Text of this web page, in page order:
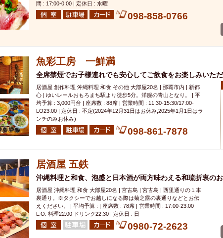
リオン 海ぶどう パスタ 民謡・生演奏
ー豚
マトン・ラム肉
牧志駅周辺 ペット同伴 ビアガーデン
沖縄そば 串揚げ バレンタイン 立ち飲み 5000円以上コー
石垣牛 アヒージョ アサヒ 割烹 女性専用トイレあり
ペシャルディナー ホルモン(もつ) 炭火焼 ペイディ（給料日）
バル・イタリアンバール 屋富祖地区
エ 安里駅周辺 アジア・エスニック 熱燗 生け簀
少人数貸切(15名以下から) 島野菜 しゃぶしゃぶ パクチー
気ブラン エビスビール
昼宴会 イベリコ豚 山盛、メガ盛り つけ麺 日本そば 冬限
華 お好み焼き・もんじゃ オーガニック プレミアムフライデー
ランチバイキング フルーツハイボール 飲み比べセット
焼き 幹事様特典 おばんざい チーズタッカルビ
ニュー 春限定メニュー フレンチ 夏限定メニュー
間 : 17:00-0:00 | 定休日 : 水曜
098-858-0766
魚彩工房 一鮮満
全席禁煙でお子様連れでも安心してご飲食をお楽しみいただ
居酒屋 創作料理 沖縄料理 和食 その他 大部屋20名 | 那覇市内 | 新都
心 | ゆいレールおもろまち駅より徒歩5分。洋服の青山となり。 | 平
均予算 : 3,000円台 | 座席数 : 88席 | 営業時間 : 11:30-15:30/17:00-
LO23:00 | 定休日 : 不定(2024年12月31日はお休み,2025年1月1日はラ
ンチのみお休み)
098-861-7878
居酒屋 五鉄
沖縄料理と和食、泡盛と日本酒が両方味わえる和琉折衷のお
居酒屋 沖縄料理 和食 大部屋20名 | 宮古島 | 宮古島 | 西里通りの１本
裏通り。※タクシーでお越しになる際は菊之露の裏通りなどとお伝
えください。 | 平均予算 : | 座席数 : 78席 | 営業時間 : 17:00-23:00
L.O. 料理22:00 ドリンク22:30 | 定休日 : 日
0980-72-2623